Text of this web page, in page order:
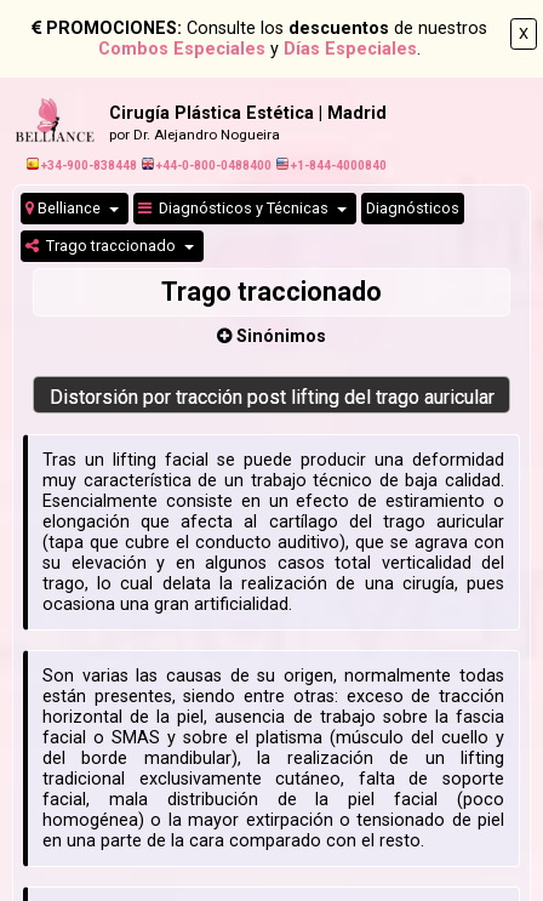
X
PROMOCIONES: Consulte los descuentos de nuestros
Combos Especiales y Días Especiales.
Cirugía Plástica Estética | Madrid
por Dr. Alejandro Nogueira
+34-900-838448 +44-0-800-0488400 +1-844-4000840
Belliance Diagnósticos y Técnicas Diagnósticos
Trago traccionado
Trago traccionado
Sinónimos
Distorsión por tracción post lifting del trago auricular
Tras un lifting facial se puede producir una deformidad
muy característica de un trabajo técnico de baja calidad.
Esencialmente consiste en un efecto de estiramiento o
elongación que afecta al cartílago del trago auricular
(tapa que cubre el conducto auditivo), que se agrava con
su elevación y en algunos casos total verticalidad del
trago, lo cual delata la realización de una cirugía, pues
ocasiona una gran artificialidad.
Son varias las causas de su origen, normalmente todas
están presentes, siendo entre otras: exceso de tracción
horizontal de la piel, ausencia de trabajo sobre la fascia
facial o SMAS y sobre el platisma (músculo del cuello y
del borde mandibular), la realización de un lifting
tradicional exclusivamente cutáneo, falta de soporte
facial, mala distribución de la piel facial (poco
homogénea) o la mayor extirpación o tensionado de piel
en una parte de la cara comparado con el resto.